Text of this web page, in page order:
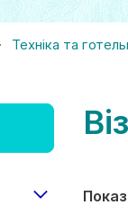
Техніка та